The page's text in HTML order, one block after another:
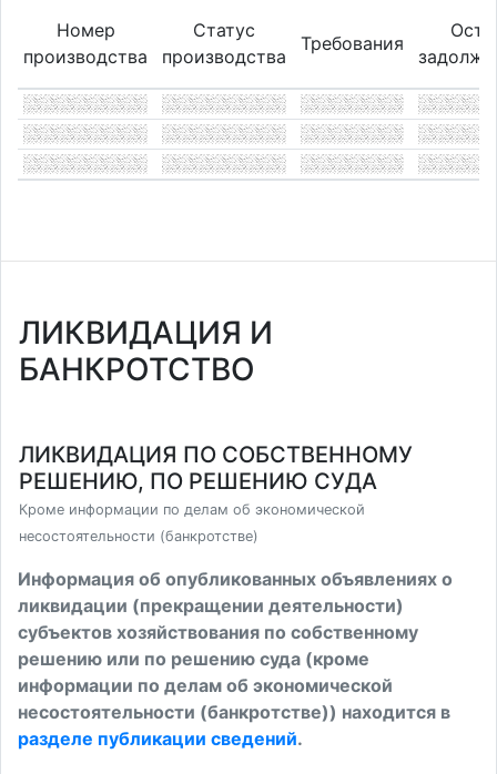
Номер
производства
Статус
производства
Требования
ЛИКВИДАЦИЯ И
БАНКРОТСТВО
ЛИКВИДАЦИЯ ПО СОБСТВЕННОМУ
РЕШЕНИЮ, ПО РЕШЕНИЮ СУДА
Кроме информации по делам об экономической
несостоятельности (банкротстве)
Информация об опубликованных объявлениях о
ликвидации (прекращении деятельности)
субъектов хозяйствования по собственному
решению или по решению суда (кроме
информации по делам об экономической
несостоятельности (банкротстве)) находится в
разделе публикации сведений.